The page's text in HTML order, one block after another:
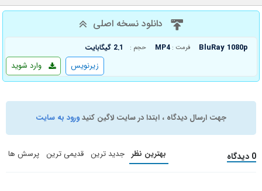
دانلود نسخه اصلی
BluRay 1080p فرمت : MP4 حجم : 2.1 گیگابایت
وارد شوید زیرنویس
جهت ارسال دیدگاه ، ابتدا در سایت لاگین کنیدورود به سایت
0 دیدگاه بهترین نظر جدید ترین قدیمی ترین پرسش ها